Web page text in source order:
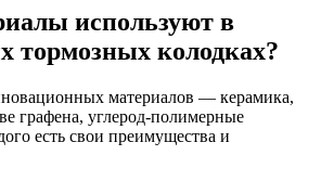
используют в
тормозных колодках?
материалов — керамика,
графена, углерод-полимерные
есть свои преимущества и